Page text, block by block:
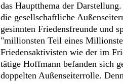
das Hauptthema der
die gesellschaftliche
gesinnten Friedensfreunde und
"millionsten Teil eines
Friedensaktivisten wie der im
tätige Hoffmann befanden sich
doppelten Außenseiterrolle.